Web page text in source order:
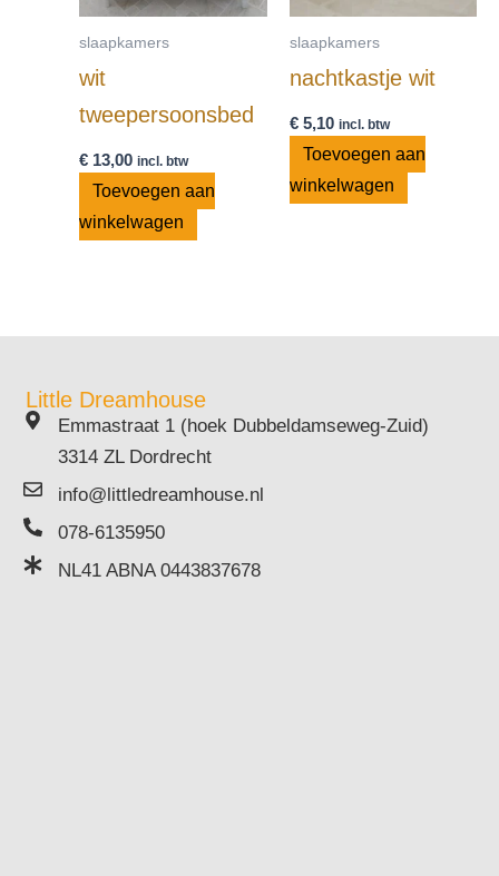
slaapkamers
wit
tweepersoonsbed
€ 13,00 incl. btw
Toevoegen aan
winkelwagen
slaapkamers
nachtkastje wit
€5,10 incl. btw
Toevoegen aan
winkelwagen
Little Dreamhouse
Emmastraat 1 (hoek Dubbeldamseweg-Zuid)
3314 ZL Dordrecht
info@littledreamhouse.nl
078-6135950
NL41 ABNA 0443837678